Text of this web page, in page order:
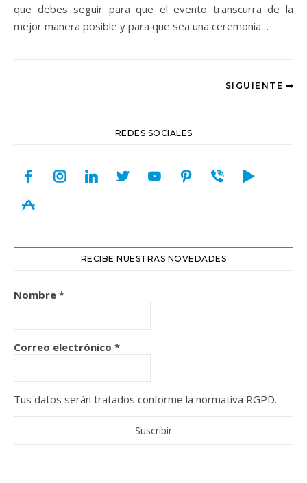
que debes seguir para que el evento transcurra de la
mejor manera posible y para que sea una ceremonia…
SIGUIENTE
REDES SOCIALES
facebookinstagramlinkedintwitteryoutubepinterest
viber play
appstore
RECIBE NUESTRAS NOVEDADES
Nombre *
Correo electrónico *
Tus datos serán tratados conforme la normativa RGPD.